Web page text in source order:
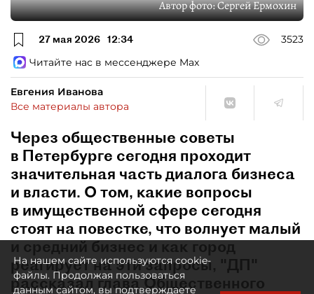
Автор фото:Сергей Ермохин
27 мая 2026 12:34
3523
Читайте нас в мессенджере Max
Евгения Иванова
Все материалы автора
Через общественные советы
в Петербурге сегодня проходит
значительная часть диалога бизнеса
и власти. О том, какие вопросы
в имущественной сфере сегодня
стоят на повестке, что волнует малый
и средний бизнес и как город
реагирует на эти запросы, "ДП"
рассказал глава Общественного
На нашем сайте используются cookie-
файлы. Продолжая пользоваться
данным сайтом, вы подтверждаете